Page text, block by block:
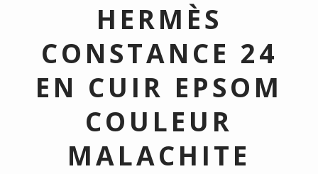
HERMÈS
CONSTANCE 24
EN CUIR EPSOM
COULEUR
MALACHITE